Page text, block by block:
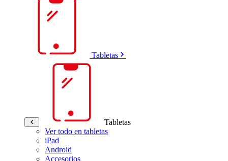
Tabletas
Tabletas
Ver todo en tabletas
iPad
Android
Accesorios